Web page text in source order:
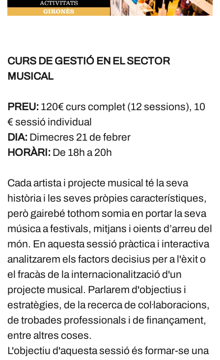
CURS DE GESTIÓ EN EL SECTOR
MUSICAL
PREU: 120€ curs complet (12 sessions), 10
€ sessió individual
DIA: Dimecres 21 de febrer
HORÀRI: De 18h a 20h
Cada artista i projecte musical té la seva
història i les seves pròpies característiques,
però gairebé tothom somia en portar la seva
música a festivals, mitjans i oients d’arreu del
món. En aquesta sessió pràctica i interactiva
analitzarem els factors decisius per a l'èxit o
el fracàs de la internacionalització d'un
projecte musical. Parlarem d'objectius i
estratègies, de la recerca de col·laboracions,
de trobades professionals i de finançament,
entre altres coses.
L'objectiu d'aquesta sessió és formar-se una